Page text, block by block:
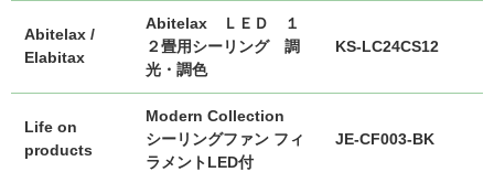
Abitelax /
Elabitax
Abitelax ＬＥＤ １
２畳用シーリング 調
光・調色
KS-LC24CS12
Life on
products
Modern Collection
シーリングファン フィ
ラメントLED付
JE-CF003-BK